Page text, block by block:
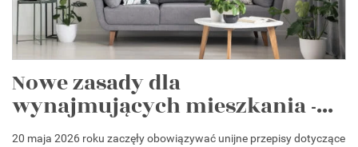
Nowe zasady dla
wynajmujących mieszkania -...
20 maja 2026 roku zaczęły obowiązywać unijne przepisy dotyczące